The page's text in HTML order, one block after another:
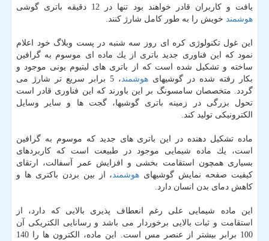
یافت و كاربران قادر خواهند بود تنها در 12 دقیقه باتری گوشی
هوشمند خویش را به طور كامل شارژ كنند.
این غول تكنولوژی كره ای روز سه شنبه در پست وبلاگ خود اعلام
نمود كه این فناوری جدید باتری از یك ماده ای موسوم به گرافین
ساخته و تشكیل شده است كه از باتری های لیتیوم یونی موجود و
بكار رفته شده در گوشیهای هوشمند
، 5 برابر سریع تر شارژ می
گردد. متخصصان سامسونگ بر این باورند كه این فناوری قادر است
تحول بزرگی در زمینه باتری گوشیها، گجت ها و سایر وسایل
الكترونیكی تولید كند.
ماده تشكیل دهنده در این باتری های جدید كه موسوم به گرافین
است، یك ماده شیمایی موجود در طبیعت است كه كاربردهای
بسیاری همچون استقامت بخشی و افزایش عمر آسفالت، ارتقای
كیفیت صفحه نمایش گوشیهای هوشمند ، از بین بردن باكتری ها و
كاهش دمای بدن انسان دارد.
این ماده شیمایی علی رغم انعطاف پذیری بالایی كه دارد، از
استقامت و ثبات بالایی برخوردار می باشد و رسانایی الكتریكی آن
100 برابر بیشتر از عنصر مس است. این ماده، الكترون ها را 140